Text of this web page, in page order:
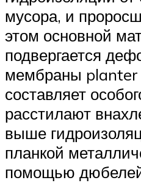
мусора, и
этом основной
подвергается
мембраны
составляет
расстилают
выше
планкой
помощью